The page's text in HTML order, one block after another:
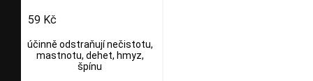
59 Kč
účinně odstraňují nečistotu,
mastnotu, dehet, hmyz,
špínu